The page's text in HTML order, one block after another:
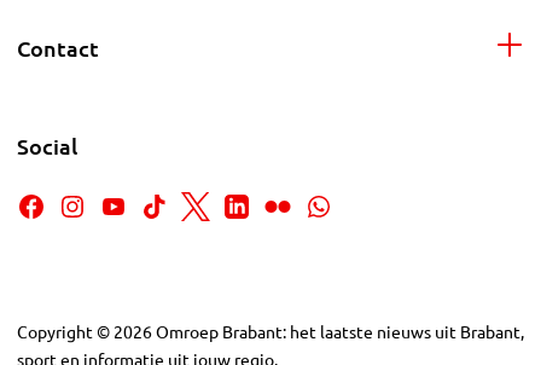
Contact
Social
Copyright © 2026Omroep Brabant: het laatste nieuws uit Brabant,
sport en informatie uit jouw regio.